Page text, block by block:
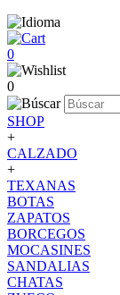
0
0
SHOP
+
CALZADO
+
TEXANAS
BOTAS
ZAPATOS
BORCEGOS
MOCASINES
SANDALIAS
CHATAS